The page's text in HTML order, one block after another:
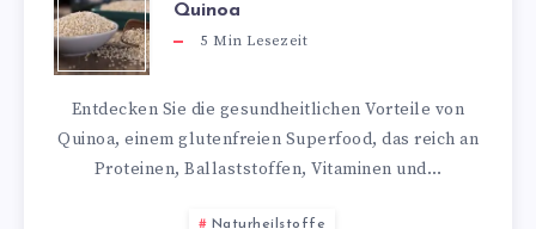
Quinoa
5 Min Lesezeit
Entdecken Sie die gesundheitlichen Vorteile von
Quinoa, einem glutenfreien Superfood, das reich an
Proteinen, Ballaststoffen, Vitaminen und…
Naturheilstoffe